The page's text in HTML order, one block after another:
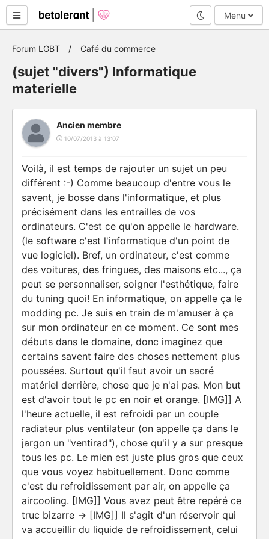
Mode nuit
Menu
Forum LGBT Café du commerce
(sujet "divers") Informatique
materielle
Ancien membre
10/07/2013 à 13:07
Voilà, il est temps de rajouter un sujet un peu
différent :-) Comme beaucoup d'entre vous le
savent, je bosse dans l'informatique, et plus
précisément dans les entrailles de vos
ordinateurs. C'est ce qu'on appelle le hardware.
(le software c'est l'informatique d'un point de
vue logiciel). Bref, un ordinateur, c'est comme
des voitures, des fringues, des maisons etc..., ça
peut se personnaliser, soigner l'esthétique, faire
du tuning quoi! En informatique, on appelle ça le
modding pc. Je suis en train de m'amuser à ça
sur mon ordinateur en ce moment. Ce sont mes
débuts dans le domaine, donc imaginez que
certains savent faire des choses nettement plus
poussées. Surtout qu'il faut avoir un sacré
matériel derrière, chose que je n'ai pas. Mon but
est d'avoir tout le pc en noir et orange. [IMG]] A
l'heure actuelle, il est refroidi par un couple
radiateur plus ventilateur (on appelle ça dans le
jargon un "ventirad"), chose qu'il y a sur presque
tous les pc. Le mien est juste plus gros que ceux
que vous voyez habituellement. Donc comme
c'est du refroidissement par air, on appelle ça
aircooling. [IMG]] Vous avez peut être repéré ce
truc bizarre -> [IMG]] Il s'agit d'un réservoir qui
va accueillir du liquide de refroidissement, celui